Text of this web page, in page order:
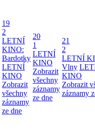
19
2
LETNÍ
KINO:
Bardotky
LETNÍ
KINO
Zobrazit
všechny
záznamy
ze dne
20
1
LETNÍ
KINO
Zobrazit
všechny
záznamy
ze dne
21
2
LETNÍ
Vlny
KINO
Zobrazit
záznamy